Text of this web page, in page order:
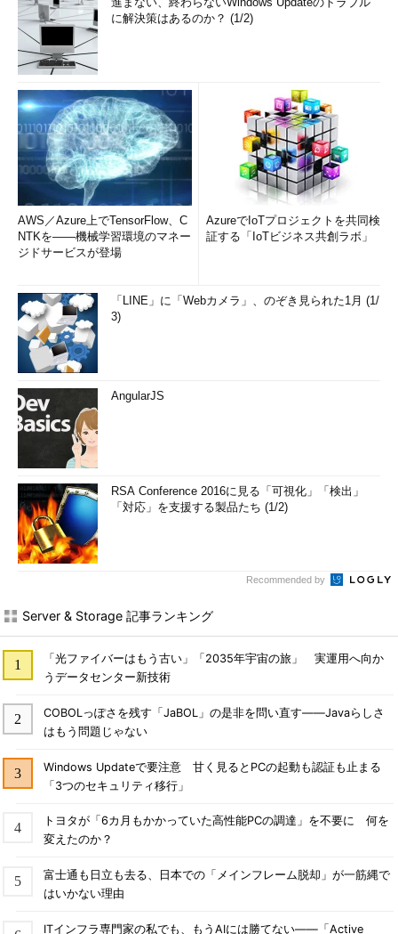
に解決策はあるのか？ (1/2)
AWS／Azure上でTensorFlow、C
NTKを――機械学習環境のマネー
ジドサービスが登場
AzureでIoTプロジェクトを共同検
証する「IoTビジネス共創ラボ」
「LINE」に「Webカメラ」、のぞき見られた1月 (1/
3)
AngularJS
RSA Conference 2016に見る「可視化」「検出」
「対応」を支援する製品たち (1/2)
Recommended by
Server & Storage 記事ランキング
「光ファイバーはもう古い」「2035年宇宙の旅」 実運用へ向か
うデータセンター新技術
COBOLっぽさを残す「JaBOL」の是非を問い直す――Javaらしさ
はもう問題じゃない
Windows Updateで要注意 甘く見るとPCの起動も認証も止まる
「3つのセキュリティ移行」
トヨタが「6カ月もかかっていた高性能PCの調達」を不要に 何を
変えたのか？
富士通も日立も去る、日本での「メインフレーム脱却」が一筋縄で
はいかない理由
ITインフラ専門家の私でも、もうAIには勝てない――「Active